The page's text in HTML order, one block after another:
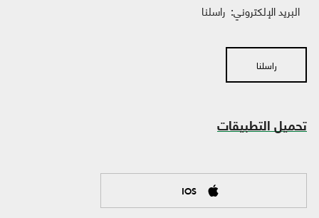
البريد الإلكتروني: راسلنا
راسلنا
تحميل التطبيقات
IOS